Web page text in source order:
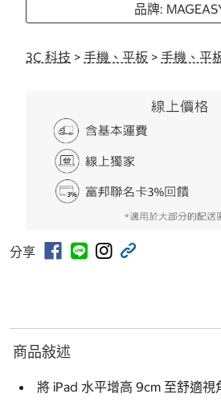
品牌:
3C 科技 > 手機、平板 > 手機、平
分享
商品敍述
將 iPad 水平增高 9cm 至舒適視